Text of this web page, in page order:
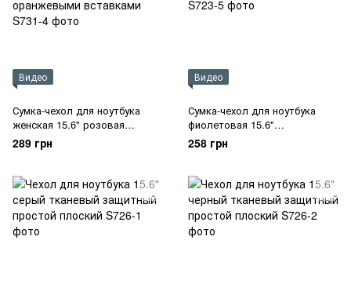
Видео
Сумка-чехол для ноутбука
женская 15.6" розовая
плоская с ручкой и карманом
для зарядки с оранжевыми
289 грн
Видео
Сумка-чехол для ноутбука
фиолетовая 15.6"
вертикальная с ручкой и
карманом для аксессуаров
258 грн